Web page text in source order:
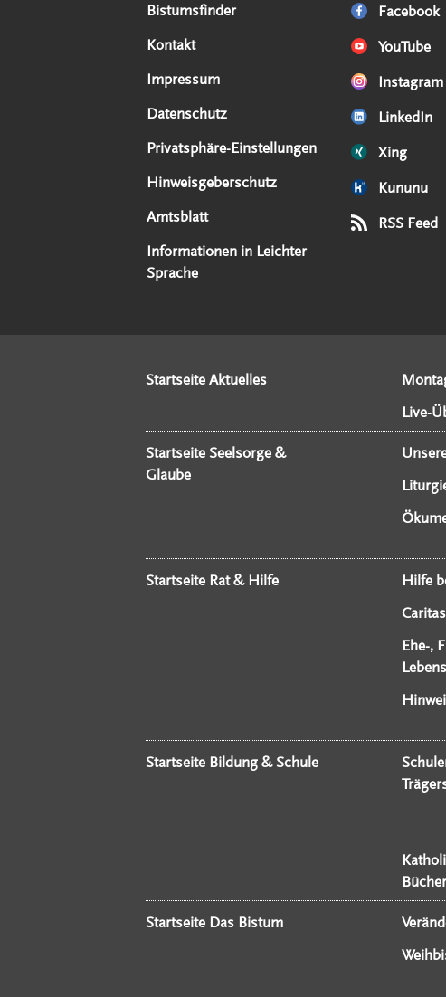
Serviceangebote
Bistumsfinder
Kontakt
Impressum
Datenschutz
Privatsphäre-Einstellungen
Hinweisgeberschutz
Amtsblatt
Informationen in Leichter
Sprache
Social Media Angebote Facebook
YouTube
Instagram
LinkedIn
Xing
Kununu
RSS Feed
Externe Links
Startseite Aktuelles
Live-
Startseite Seelsorge &
Glaube
Startseite Rat & Hilfe Hilfe
Caritas
Ehe-,
Startseite Bildung & Schule
Startseite Das Bistum